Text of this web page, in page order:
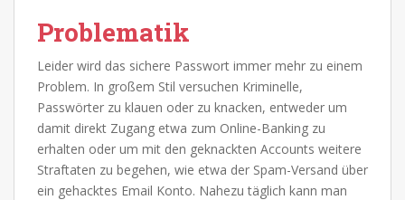
Problematik
Leider wird das sichere Passwort immer mehr zu einem
Problem. In großem Stil versuchen Kriminelle,
Passwörter zu klauen oder zu knacken, entweder um
damit direkt Zugang etwa zum Online-Banking zu
erhalten oder um mit den geknackten Accounts weitere
Straftaten zu begehen, wie etwa der Spam-Versand über
ein gehacktes Email Konto. Nahezu täglich kann man